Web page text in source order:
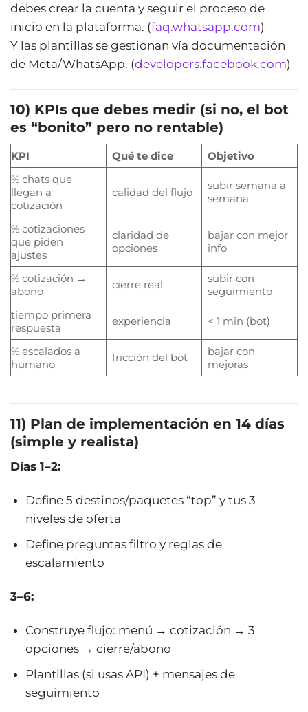
debes crear la cuenta y seguir el proceso de
inicio en la plataforma. (faq.whatsapp.com)
Y las plantillas se gestionan vía documentación
de Meta/WhatsApp. (developers.facebook.com)
10) KPIs que debes medir (si no, el bot
es “bonito” pero no rentable)
KPI Qué te dice
Objetivo
% chats que
llegan a
cotización
calidad del flujo
subir semana a
semana
% cotizaciones
que piden
ajustes
claridad de
opciones
bajar con mejor
info
% cotización →
abono
cierre real
subir con
seguimiento
tiempo primera
respuesta
experiencia < 1 min (bot)
% escalados a
humano
fricción del bot
bajar con
mejoras
11) Plan de implementación en 14 días
(simple y realista)
Días 1–2:
Define 5 destinos/paquetes “top” y tus 3
niveles de oferta
Define preguntas filtro y reglas de
escalamiento
3–6:
Construye flujo: menú → cotización → 3
opciones → cierre/abono
Plantillas (si usas API) + mensajes de
seguimiento